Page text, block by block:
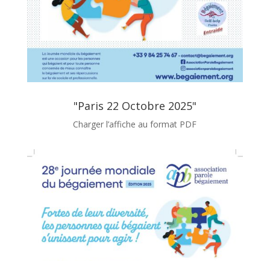
"Paris 22 Octobre 2025"
Charger l’affiche au format PDF